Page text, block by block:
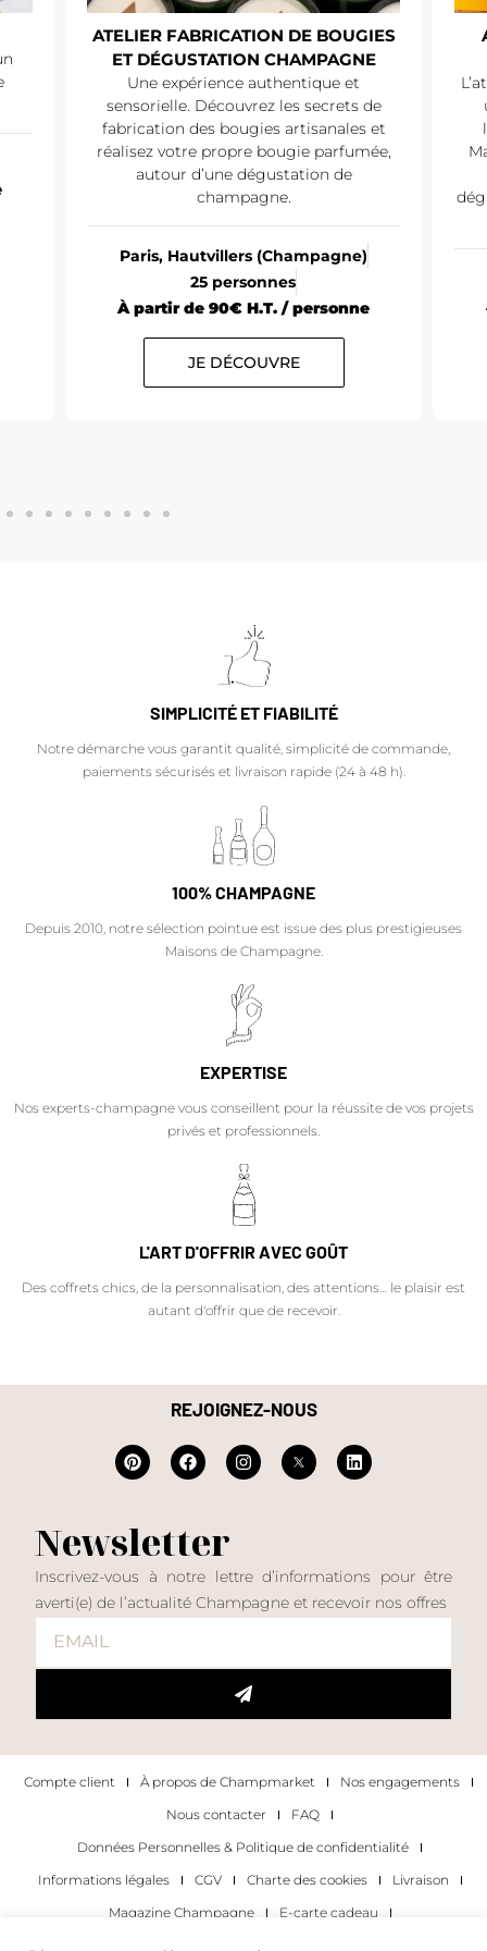
ATELIER FABRICATION DE BOUGIES
ET DÉGUSTATION CHAMPAGNE
Une expérience authentique et
sensorielle. Découvrez les secrets de
fabrication des bougies artisanales et
réalisez votre propre bougie parfumée,
autour d’une dégustation de
champagne.
Paris, Hautvillers (Champagne)
25 personnes
À partir de 90€ H.T. / personne
JE DÉCOUVRE
SIMPLICITÉ ET FIABILITÉ
Notre démarche vous garantit qualité, simplicité de commande,
paiements sécurisés et livraison rapide (24 à 48 h).
100% CHAMPAGNE
Depuis 2010, notre sélection pointue est issue des plus prestigieuses
Maisons de Champagne.
EXPERTISE
Nos experts-champagne vous conseillent pour la réussite de vos projets
privés et professionnels.
L'ART D'OFFRIR AVEC GOÛT
Des coffrets chics, de la personnalisation, des attentions… le plaisir est
autant d'offrir que de recevoir.
REJOIGNEZ-NOUS
Newsletter
Inscrivez-vous à notre lettre d’informations pour être
averti(e) de l’actualité Champagne et recevoir nos offres
Compte client À propos de Champmarket
Nos engagements
Nous contacter
FAQ
Données Personnelles & Politique de confidentialité
Informations légales
CGV Charte des cookies
Livraison
Magazine Champagne
E-carte cadeau